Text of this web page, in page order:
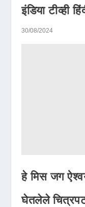
इंडिया टीव्ही
30/08/2024
हे मिस जग
घेतलेले चित्रपट